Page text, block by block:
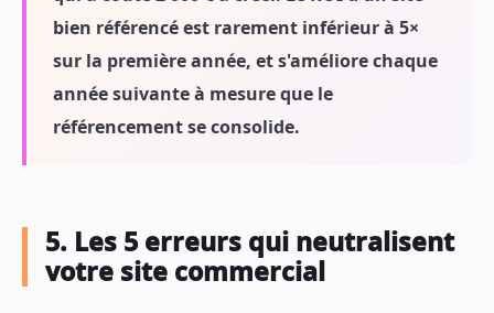
bien référencé est rarement inférieur à 5×
sur la première année, et s'améliore chaque
année suivante à mesure que le
référencement se consolide.
5. Les 5 erreurs qui neutralisent
votre site commercial